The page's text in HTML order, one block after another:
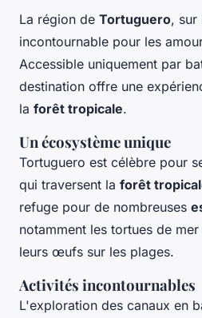
La région de Tortuguero, sur
incontournable pour les
Accessible uniquement par
destination offre une
la forêt tropicale.
Un écosystème unique
Tortuguero est célèbre pour
qui traversent la forêt
refuge pour de nombreuses
notamment les tortues de
leurs œufs sur les plages.
Activités incontournables
L'exploration des canaux en